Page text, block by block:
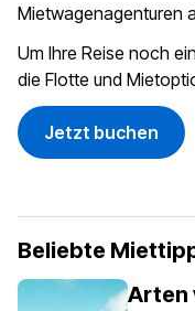
Mietwagenagenturen
Um Ihre Reise noch
die Flotte und
Jetzt buchen
Beliebte
Arten